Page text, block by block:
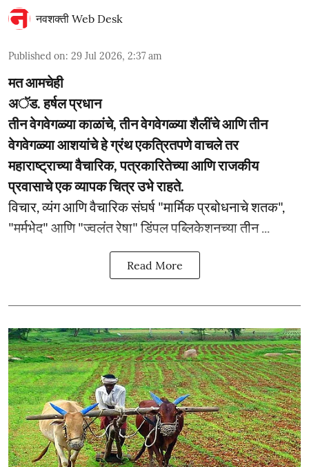
नवशक्ती Web Desk
Published on: 29 Jul 2026, 2:37 am
मत आमचेही
अॅड. हर्षल प्रधान
तीन वेगवेगळ्या काळांचे, तीन वेगवेगळ्या शैलींचे आणि तीन
वेगवेगळ्या आशयांचे हे ग्रंथ एकत्रितपणे वाचले तर
महाराष्ट्राच्या वैचारिक, पत्रकारितेच्या आणि राजकीय
प्रवासाचे एक व्यापक चित्र उभे राहते.
विचार, व्यंग आणि वैचारिक संघर्ष "मार्मिक प्रबोधनाचे शतक",
"मर्मभेद" आणि "ज्वलंत रेषा" डिंपल पब्लिकेशनच्या तीन ...
Read More